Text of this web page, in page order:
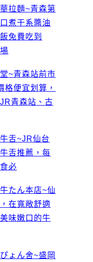
拉麵~青森第
煮干系醬油
免費吃到
~青森站前市
格便宜划算，
青森站、古
舌~JR仙台
舌推薦，每
必
たん本店~仙
在寬敞舒適
味嫩口的牛
ょん舍~盛岡